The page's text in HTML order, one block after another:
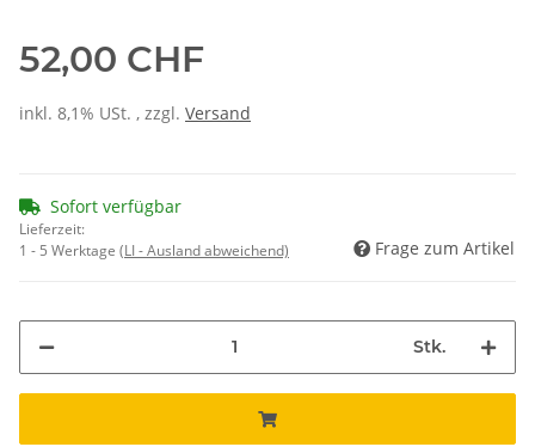
52,00 CHF
inkl. 8,1% USt. , zzgl. Versand
Sofort verfügbar
Lieferzeit:
1 - 5 Werktage (LI - Ausland abweichend) Frage zum Artikel
Stk.